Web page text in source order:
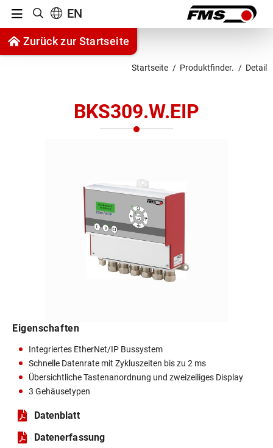
Zur Navigation springen
Menu
Suche anzeigen
EN
Zurück zur Startseite
Startseite Produktfinder. Detail
BKS309.W.EIP
Eigenschaften
Integriertes EtherNet/IP Bussystem
Schnelle Datenrate mit Zykluszeiten bis zu 2 ms
Übersichtliche Tastenanordnung und zweizeiliges Display
3 Gehäusetypen
Datenblatt
Daten­erfassung